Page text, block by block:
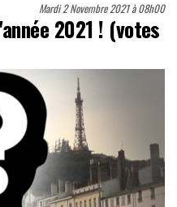
Mardi 2 Novembre 2021 à 08h00
2021 ! (votes